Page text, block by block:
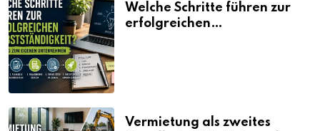
Welche Schritte führen zur
erfolgreichen
Vermietung als zweites